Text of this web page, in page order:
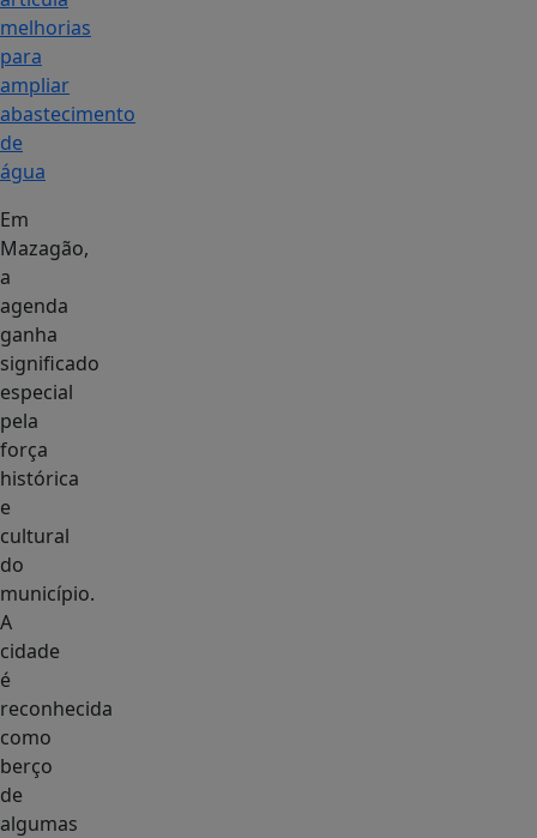
melhorias
para
ampliar
abastecimento
de
água
Em
Mazagão,
a
agenda
ganha
significado
especial
pela
força
histórica
e
cultural
do
município.
A
cidade
é
reconhecida
como
berço
de
algumas